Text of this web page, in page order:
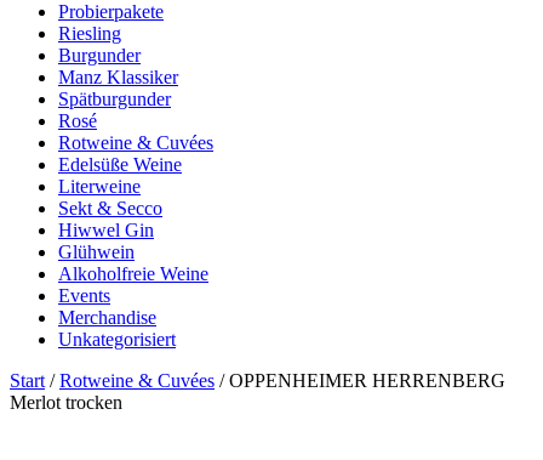
Probierpakete
Riesling
Burgunder
Manz Klassiker
Spätburgunder
Rosé
Rotweine & Cuvées
Edelsüße Weine
Literweine
Sekt & Secco
Hiwwel Gin
Glühwein
Alkoholfreie Weine
Events
Merchandise
Unkategorisiert
Start/Rotweine & Cuvées / OPPENHEIMER HERRENBERG
Merlot trocken